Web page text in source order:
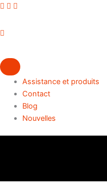
Aller
contenu
Profil Vimeo
Chaîne Youtube
Assistance et produits
Contact
Blog
Nouvelles